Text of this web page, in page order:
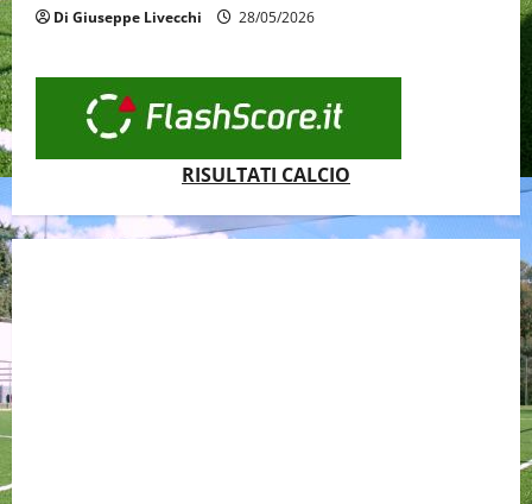
Di Giuseppe Livecchi 28/05/2026
RISULTATI CALCIO